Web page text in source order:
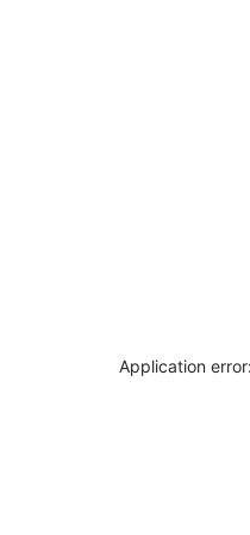
Application